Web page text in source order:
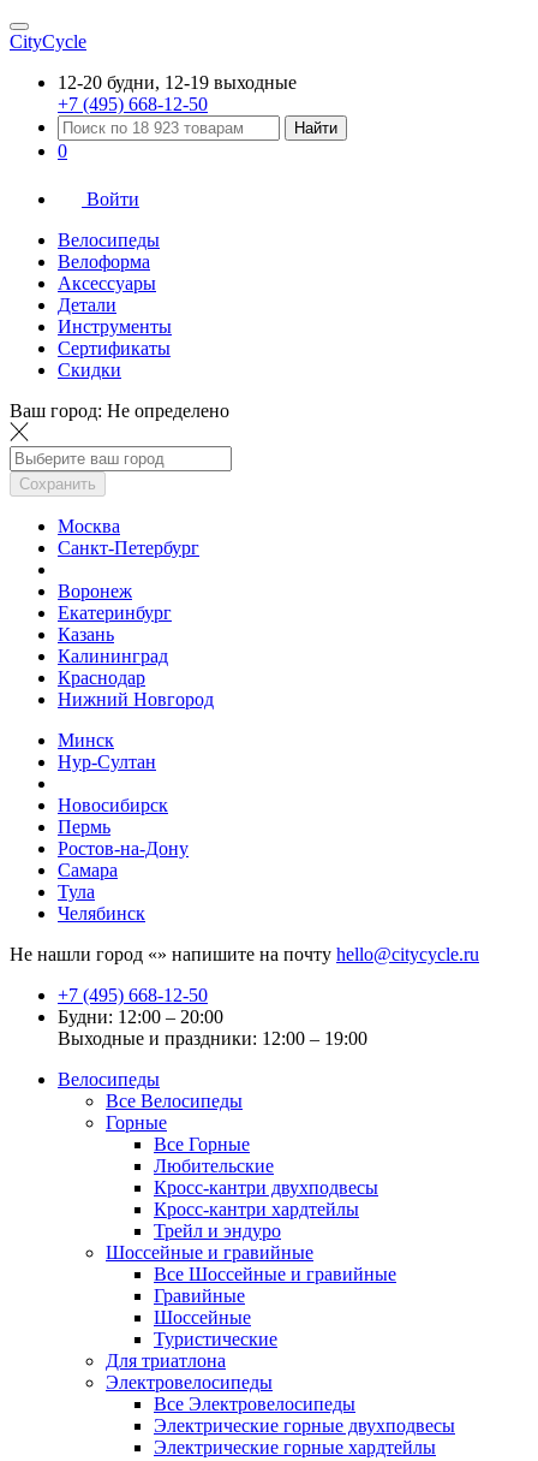
CityCycle
12-20 будни, 12-19 выходные
+7 (495) 668-12-50
Найти
0
Войти
Велосипеды
Велоформа
Аксессуары
Детали
Инструменты
Сертификаты
Скидки
Ваш город: Не определено
Сохранить
Москва
Санкт-Петербург
Воронеж
Екатеринбург
Казань
Калининград
Краснодар
Нижний Новгород
Минск
Нур-Султан
Новосибирск
Пермь
Ростов-на-Дону
Самара
Тула
Челябинск
Не нашли город «» напишите на почту hello@citycycle.ru
+7 (495) 668-12-50
Будни: 12:00 – 20:00
Выходные и праздники: 12:00 – 19:00
Велосипеды
Все Велосипеды
Горные
Все Горные
Любительские
Кросс-кантри двухподвесы
Кросс-кантри хардтейлы
Трейл и эндуро
Шоссейные и гравийные
Все Шоссейные и гравийные
Гравийные
Шоссейные
Туристические
Для триатлона
Электровелосипеды
Все Электровелосипеды
Электрические горные двухподвесы
Электрические горные хардтейлы